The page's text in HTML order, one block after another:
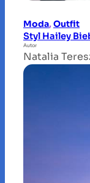
Moda, Outfit
Styl Hailey
Autor
Natalia